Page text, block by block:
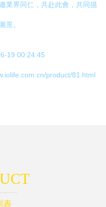
業界同仁，共赴此會，共同描
景。
19 00:24:45
product/81.html
表